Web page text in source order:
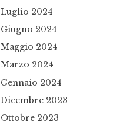
Luglio 2024
Giugno 2024
Maggio 2024
Marzo 2024
Gennaio 2024
Dicembre 2023
Ottobre 2023